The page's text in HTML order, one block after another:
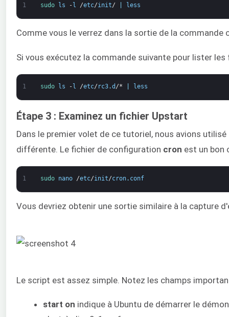
1 sudo ls -l /etc/init/ less
Comme vous le verrez dans la sortie de la
Si vous exécutez la commande suivante pour lister
1 sudo ls - l /etc/ rc3.d /* less
Étape 3 : Examinez un fichier Upstart
Dans le premier volet de ce tutoriel, nous avions
différente. Le fichier de configuration cron est un bon
1 sudo nano /etc/init/cron. conf
Vous devriez obtenir une sortie similaire à la capture
Le script est assez simple. Notez les champs
start on indique à Ubuntu de démarrer le